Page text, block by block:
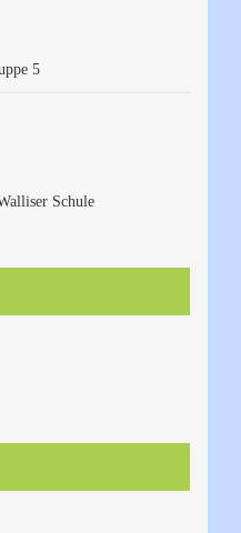
5
Schule